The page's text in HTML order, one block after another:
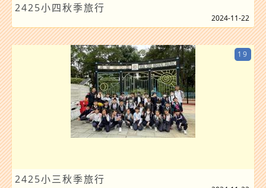
2425小四秋季旅行
2024-11-22
2425小三秋季旅行
19